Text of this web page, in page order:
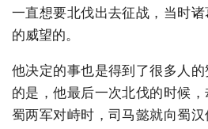
一直想要北伐出去征战，当时
的威望的。
他决定的事也是得到了很多人
的是，他最后一次北伐的时候
蜀两军对峙时，司马懿就向蜀